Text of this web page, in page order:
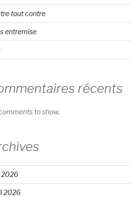
tout contre
entremise
récents
to show.
2026
2026